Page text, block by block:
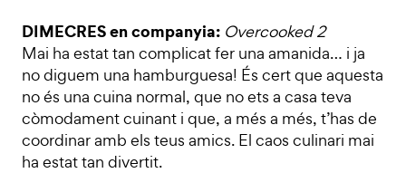
DIMECRES en companyia: Overcooked 2
Mai ha estat tan complicat fer una amanida… i ja
no diguem una hamburguesa! És cert que aquesta
no és una cuina normal, que no ets a casa teva
còmodament cuinant i que, a més a més, t’has de
coordinar amb els teus amics. El caos culinari mai
ha estat tan divertit.